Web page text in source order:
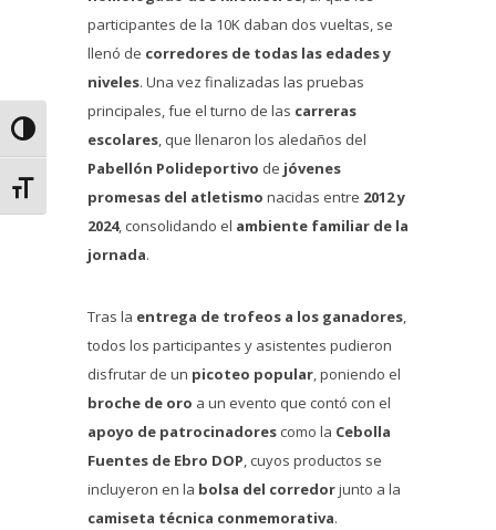
Alternar alto contraste
Alternar tamaño de letra
participantes de la 10K daban dos vueltas, se
llenó de corredores de todas las edades y
niveles. Una vez finalizadas las pruebas
principales, fue el turno de las carreras
escolares, que llenaron los aledaños del
Pabellón Polideportivo de jóvenes
promesas del atletismo nacidas entre 2012 y
2024, consolidando el ambiente familiar de la
jornada.
Tras la entrega de trofeos a los ganadores,
todos los participantes y asistentes pudieron
disfrutar de un picoteo popular, poniendo el
broche de oro a un evento que contó con el
apoyo de patrocinadores como la Cebolla
Fuentes de Ebro DOP, cuyos productos se
incluyeron en la bolsa del corredorjunto a la
camiseta técnica conmemorativa.